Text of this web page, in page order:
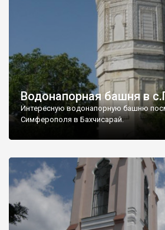
Водонапорная башня в
Интересную водонапорную башню
Симферополя в Бахчисарай.